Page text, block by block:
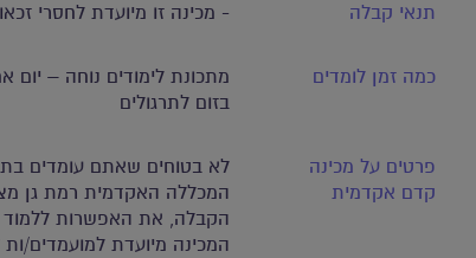
תנאי קבלה - מכינה זו מיועדת לחסרי
כמה זמן לומדים
מתכונת לימודים נוחה –
בזום לתרגולים
פרטים על מכינה
קדם אקדמית
לא בטוחים שאתם עומדים
המכללה האקדמית רמת גן
הקבלה, את האפשרות
המכינה מיועדת למועמדים/